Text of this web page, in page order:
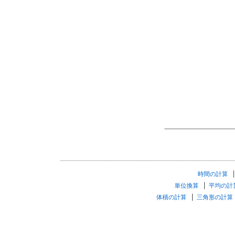
時間の計算
単位換算
平均の計
体積の計算
三角形の計算